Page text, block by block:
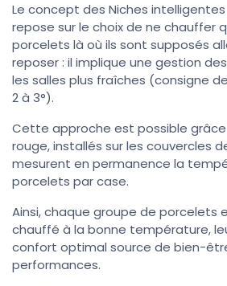
Le concept des Niches
repose sur le choix de ne chauffer
porcelets là où ils sont supposés
reposer : il implique une gestion
les salles plus fraîches (consigne
2 à 3°).
Cette approche est possible
rouge, installés sur les couvercles
mesurent en permanence la
porcelets par case.
Ainsi, chaque groupe de porcelets
chauffé à la bonne température,
confort optimal source de bien-
performances.